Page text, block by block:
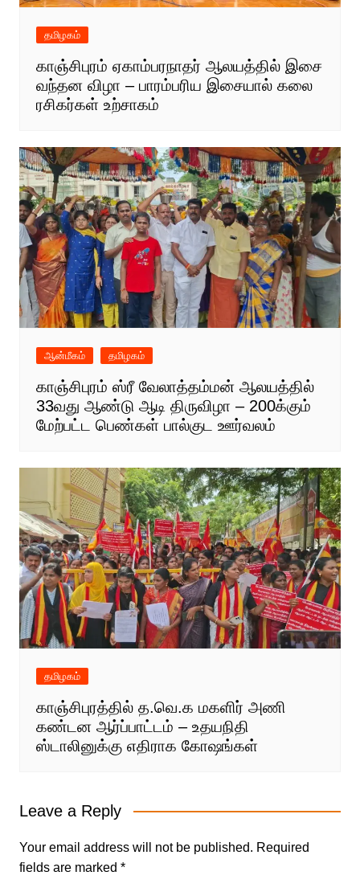
தமிழகம்
காஞ்சிபுரம் ஏகாம்பரநாதர் ஆலயத்தில் இசை
வந்தன விழா – பாரம்பரிய இசையால் கலை
ரசிகர்கள் உற்சாகம்
ஆன்மீகம் தமிழகம்
காஞ்சிபுரம் ஸ்ரீ வேலாத்தம்மன் ஆலயத்தில்
33வது ஆண்டு ஆடி திருவிழா – 200க்கும்
மேற்பட்ட பெண்கள் பால்குட ஊர்வலம்
தமிழகம்
காஞ்சிபுரத்தில் த.வெ.க மகளிர் அணி
கண்டன ஆர்ப்பாட்டம் – உதயநிதி
ஸ்டாலினுக்கு எதிராக கோஷங்கள்
Leave a Reply
Your email address will not be published. Required
fields are marked *